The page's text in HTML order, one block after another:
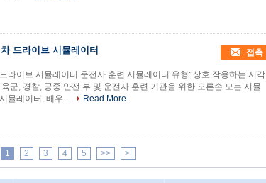
드라이브 시뮬레이터 접촉
라이브 시뮬레이터 운전사 훈련 시뮬레이터 유형: 상호 작용하는 시각
군, 경찰, 공중 안전 부 및 운전사 훈련 기관을 위한 오른손 모는 시뮬
뮬레이터, 배우...
Read More
1 2 3 4 5 >> >|